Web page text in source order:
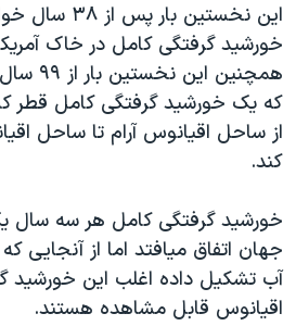
چهل سال گروگان‌گیری
قانون شفافیت دارائی کادر رهبری ایران
اعتراضات مردمی آبان ۹۸
اسرائیل در جنگ
نرگس محمدی برنده جایزه نوبل صلح
صفحه‌های ویژه
سفر پرزیدنت ترامپ به چین
این نخستین
خورشید گرفتگی کامل در خاک
همچنین
که یک خورشید گرفتگی کامل قطر
از ساحل اقیانوس آرام تا ساحل
کند.
خورشید گرفتگی کامل هر سه سال
جهان اتفاق میافتد اما از آنجایی
آب تشکیل داده اغلب این خورشید
اقیانوس قابل مشاهده هستند.